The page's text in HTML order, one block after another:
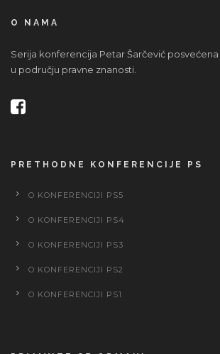
O NAMA
Serija konferencija Petar Šarčević
u području pravne znanosti.
PRETHODNE KONFERENCIJE PS
O KONFERENCIJI PS5
O KONFERENCIJI PS4
O KONFERENCIJI PS3
O KONFERENCIJI PS2
O KONFERENCIJI PS1